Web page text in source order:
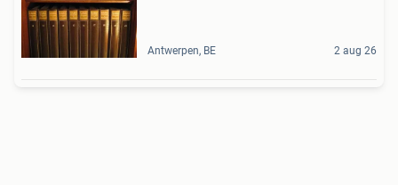
Antwerpen, BE 2 aug 26